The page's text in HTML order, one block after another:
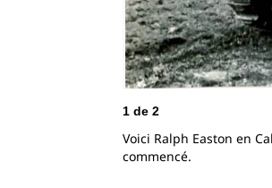
1 de 2
Voici Ralph Easton en
commencé.